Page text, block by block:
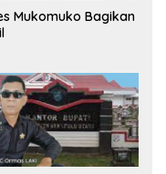
Mukomuko Bagikan